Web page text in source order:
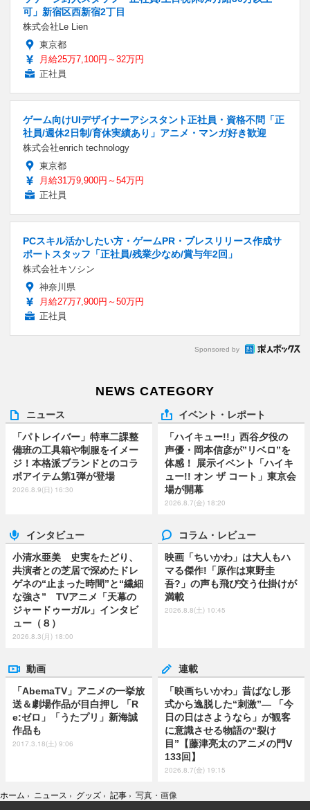
可」新宿区西新宿2丁目
株式会社Le Lien
東京都
月給25万7,100円～32万円
正社員
ゲーム向けUIデザイナーアシスタント正社員・資格不問「正
社員/週休2日制/育休実績あり」アニメ・マンガ好き歓迎
株式会社enrich technology
東京都
月給31万9,900円～54万円
正社員
PCスキル活かしたい方・ゲームPR・プレスリリース作成サ
ポートスタッフ「正社員/残業少なめ/賞与年2回」
株式会社キソシン
神奈川県
月給27万7,900円～50万円
正社員
Sponsored by
NEWS CATEGORY
ニュース
「パトレイバー」特車二課整
備班の工具箱や制服をイメー
ジ！本格派ブランドとのコラ
ボアイテム第1弾が登場
2026.8.9(日) 16:30
イベント・レポート
「ハイキュー!!」西谷夕役の
声優・岡本信彦が”リベロ”を
体感！ 展示イベント「ハイキ
ュー!! オン ザ コート」東京会
場が開幕
2026.8.7(金) 18:20
インタビュー
小清水亜美 史実をたどり、
共演者との芝居で深めたドレ
ゲネの“止まった時間”と“繊細
な強さ” TVアニメ「天幕の
ジャードゥーガル」インタビ
ュー（８）
2026.8.3(月) 18:00
コラム・レビュー
映画「ちいかわ」は大人もハ
マる傑作!「原作は東野圭
吾?」の声も飛び交う仕掛けが
満載
2026.8.8(土) 10:45
動画
「AbemaTV」アニメの一挙放
送＆劇場作品が目白押し 「R
e:ゼロ」「うたプリ」新海誠
作品も
2017.3.18(土) 9:06
連載
「映画ちいかわ」昔ばなし形
式から逸脱した“刺激”― 「今
日の日はさようなら」が観客
に意識させる物語の“裂け
目”【藤津亮太のアニメの門V
133回】
2026.8.7(金) 19:15
ホーム › ニュース › グッズ › 記事 › 写真・画像